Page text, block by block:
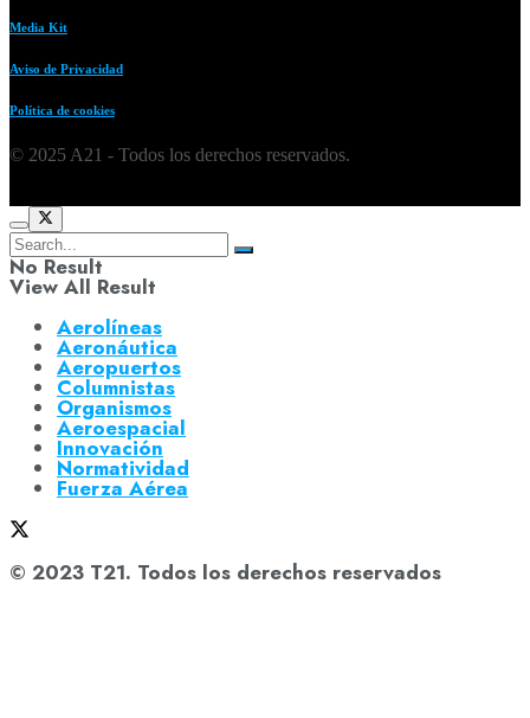
Media Kit
Aviso de Privacidad
Política de cookies
© 2025 A21 - Todos los derechos reservados.
No Result
View All Result
Aerolíneas
Aeronáutica
Aeropuertos
Columnistas
Organismos
Aeroespacial
Innovación
Normatividad
Fuerza Aérea
© 2023 T21. Todos los derechos reservados